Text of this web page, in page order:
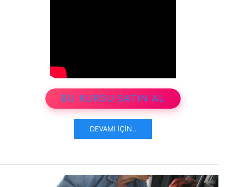
BU KURSU SATIN AL
DEVAMI İÇIN..